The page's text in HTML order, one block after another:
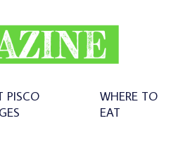
PISCO
WHERE TO
EAT